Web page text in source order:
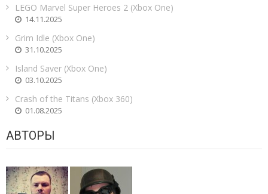
LEGO Marvel Super Heroes 2 (Xbox One)
14.11.2025
Grim Idle (Xbox One)
31.10.2025
Island Saver (Xbox One)
03.10.2025
Crash of the Titans (Xbox 360)
01.08.2025
АВТОРЫ